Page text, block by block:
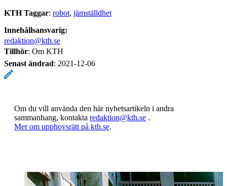
KTH Taggar: robot jämställdhet
Innehållsansvarig:
redaktion@kth.se
Tillhör: Om KTH
Senast ändrad: 2021-12-06
Om du vill använda den här nyhetsartikeln i andra
sammanhang, kontakta redaktion@kth.se .
​​​​​​​Mer om upphovsrätt på kth.se​​​​​​​​​​​​​​.